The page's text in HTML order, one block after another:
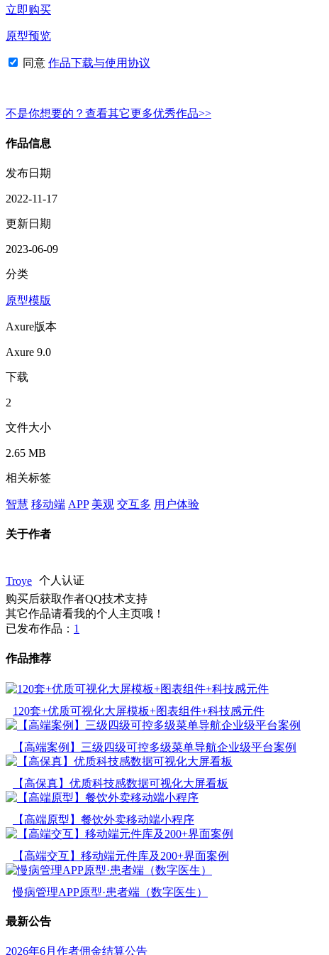
立即购买
原型预览
同意 作品下载与使用协议
不是你想要的？查看其它更多优秀作品>>
作品信息
发布日期
2022-11-17
更新日期
2023-06-09
分类
原型模版
Axure版本
Axure 9.0
下载
2
文件大小
2.65 MB
相关标签
智慧 移动端 APP 美观 交互多 用户体验
关于作者
Troye
个人认证
购买后获取作者QQ技术支持
其它作品请看我的个人主页哦！
已发布作品： 1
作品推荐
120套+优质可视化大屏模板+图表组件+科技感元件
【高端案例】三级四级可控多级菜单导航企业级平台案例
【高保真】优质科技感数据可视化大屏看板
【高端原型】餐饮外卖移动端小程序
【高端交互】移动端元件库及200+界面案例
慢病管理APP原型·患者端（数字医生）
最新公告
2026年6月作者佣金结算公告